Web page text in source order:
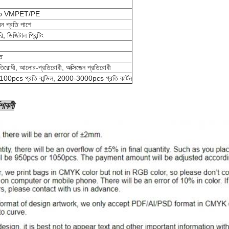
VMPET/PE
প্রতি পাশে
ডিজিটাল প্রিন্টিং
আলোর-প্রতিরোধী, অক্সিজেন প্রতিরোধী
প্রতি বান্ডিল, 2000-3000pcs প্রতি কার্টন